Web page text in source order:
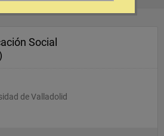
Social
de Valladolid